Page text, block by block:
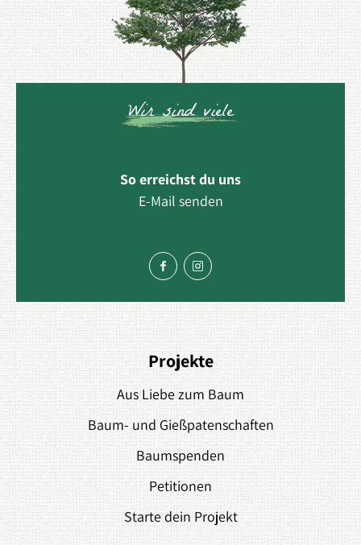
Wir sind viele
So erreichst du uns
E-Mail senden
Projekte
Aus Liebe zum Baum
Baum- und Gießpatenschaften
Baumspenden
Petitionen
Starte dein Projekt